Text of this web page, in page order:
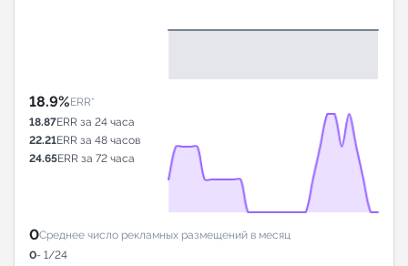
18.9%ERR*
18.87ERR за 24 часа
22.21ERR за 48 часов
24.65ERR за 72 часа
0Среднее число рекламных размещений в месяц
0- 1/24